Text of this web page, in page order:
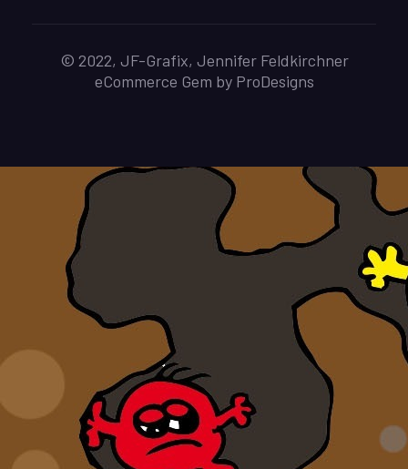
© 2022, JF-Grafix, Jennifer Feldkirchner
eCommerce Gem by ProDesigns